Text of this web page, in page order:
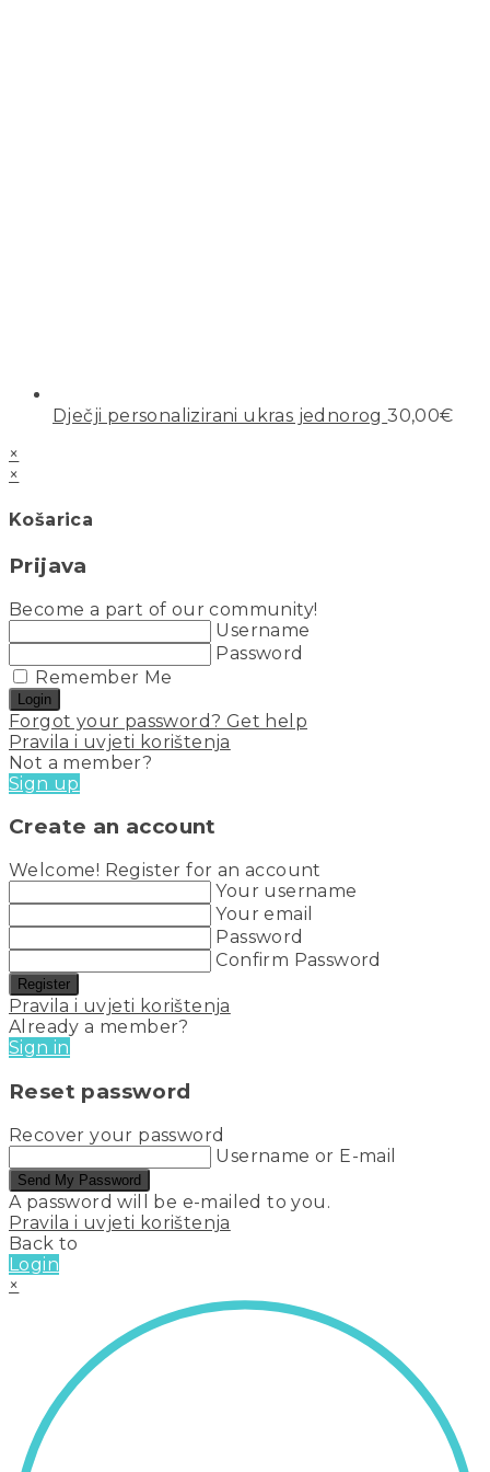
Dječji personalizirani ukras jednorog 30,00€
×
×
Košarica
Prijava
Become a part of our community!
Username
Password
Remember Me
Login
Forgot your password? Get help
Pravila i uvjeti korištenja
Not a member?
Sign up
Create an account
Welcome! Register for an account
Your username
Your email
Password
Confirm Password
Register
Pravila i uvjeti korištenja
Already a member?
Sign in
Reset password
Recover your password
Username or E-mail
Send My Password
A password will be e-mailed to you.
Pravila i uvjeti korištenja
Back to
Login
×